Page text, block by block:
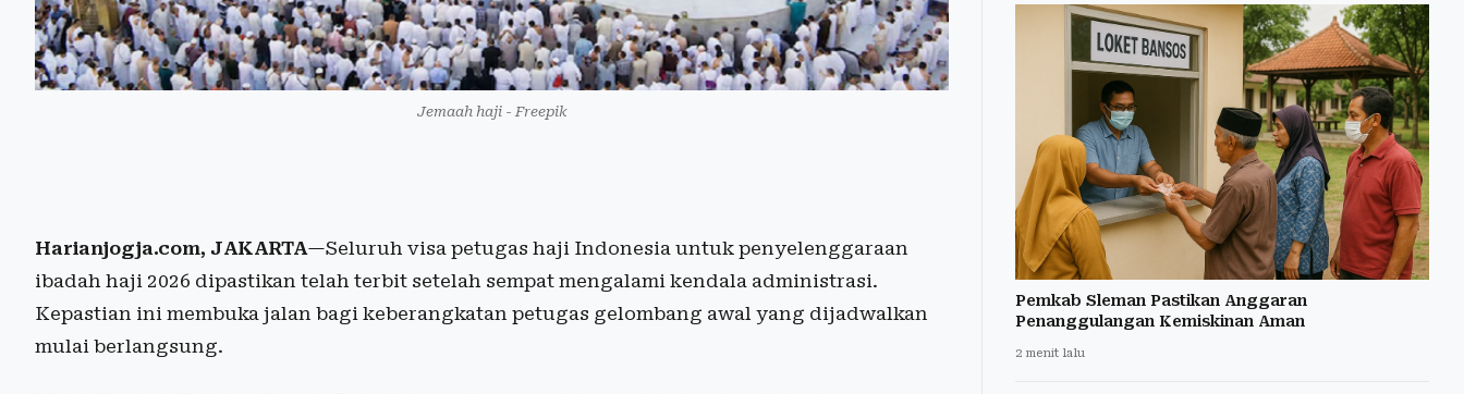
Jemaah haji - Freepik
Harianjogja.com, JAKARTA—Seluruh visa petugas haji Indonesia untuk penyelenggaraan
ibadah haji 2026 dipastikan telah terbit setelah sempat mengalami kendala administrasi.
Kepastian ini membuka jalan bagi keberangkatan petugas gelombang awal yang dijadwalkan
mulai berlangsung.
Pemkab Sleman Pastikan Anggaran
Penanggulangan Kemiskinan Aman
2 menit lalu